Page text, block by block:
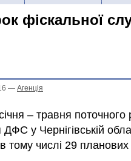
фіскальної
— Агенцiя
– травня поточного
ДФС у Чернігівській
тому числі 29